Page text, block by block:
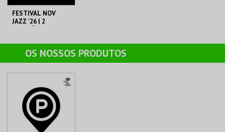
FESTIVAL NOV
JAZZ '26 | 2
MADEIRA
AQUISIÇÃO
COMPRAR
OS NOSSOS PRODUTOS